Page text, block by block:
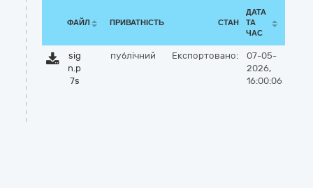
ФАЙЛ ПРИВАТНІСТЬ СТАН
ДАТА
ТА
ЧАС
sig
n.p
7s
публічний Експортовано:
07-05-
2026,
16:00:06